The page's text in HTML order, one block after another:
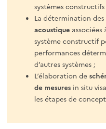
systèmes
La détermination des
acoustique
système constructif
performances
d’autres systèmes ;
L’élaboration de
de mesures in situ
les étapes de